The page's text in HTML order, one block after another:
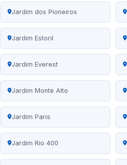
Jardim dos Pioneiros
Jardim Estoril
Jardim Everest
Jardim Monte Alto
Jardim Paris
Jardim Rio 400